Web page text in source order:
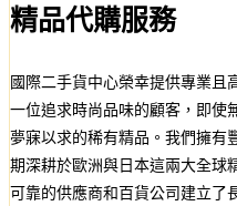
精品代購服務
國際二手貨中心榮幸提供專業且
一位追求時尚品味的顧客，即使
夢寐以求的稀有精品。我們擁有
期深耕於歐洲與日本這兩大全球
可靠的供應商和百貨公司建立了